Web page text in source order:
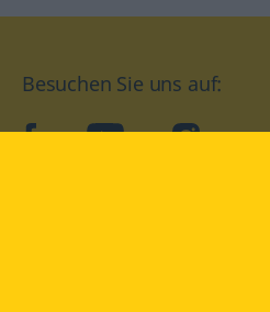
Besuchen Sie uns auf:
facebookYouTube Instagram